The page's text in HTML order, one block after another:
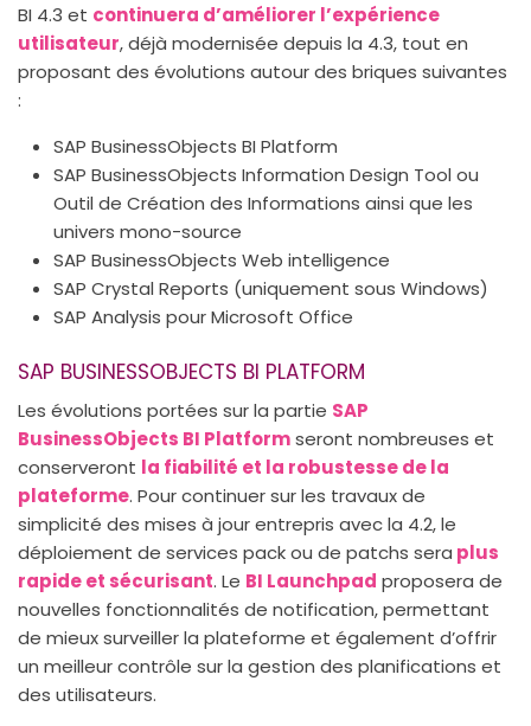
BI 4.3 et continuera d’améliorer l’expérience
utilisateur, déjà modernisée depuis la 4.3, tout en
proposant des évolutions autour des briques suivantes
:
SAP BusinessObjects BI Platform
SAP BusinessObjects Information Design Tool ou
Outil de Création des Informations ainsi que les
univers mono-source
SAP BusinessObjects Web intelligence
SAP Crystal Reports (uniquement sous Windows)
SAP Analysis pour Microsoft Office
SAP BUSINESSOBJECTS BI PLATFORM
Les évolutions portées sur la partie SAP
BusinessObjects BI Platformseront nombreuses et
conserveront la fiabilité et la robustesse de la
plateforme. Pour continuer sur les travaux de
simplicité des mises à jour entrepris avec la 4.2, le
déploiement de services pack ou de patchs sera plus
rapide et sécurisant. Le BI Launchpad proposera de
nouvelles fonctionnalités de notification, permettant
de mieux surveiller la plateforme et également d’offrir
un meilleur contrôle sur la gestion des planifications et
des utilisateurs.